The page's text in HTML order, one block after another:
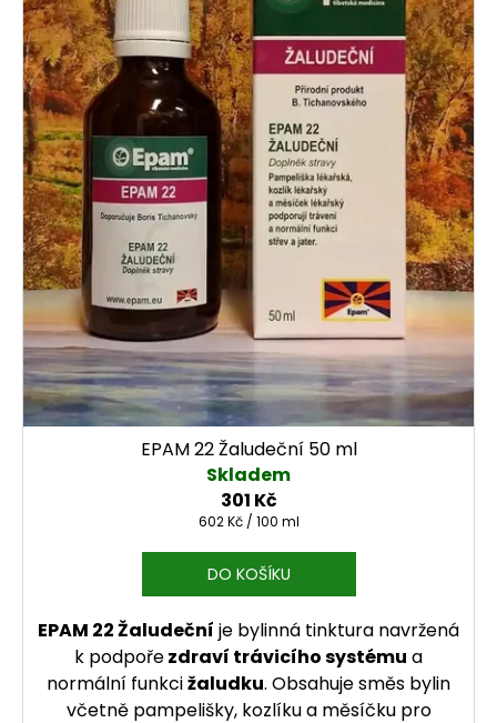
EPAM 22 Žaludeční 50 ml
Skladem
301 Kč
Měrná cena:
602 Kč / 100 ml
DO KOŠÍKU
EPAM 22 Žaludeční je bylinná tinktura navržená
k podpořezdraví trávicího systému a
normální funkcižaludku. Obsahuje směs bylin
včetně pampelišky, kozlíku a měsíčku pro